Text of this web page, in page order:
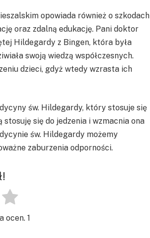
opowiada również o szkodach
oraz zdalną edukację. Pani doktor
Hildegardy z Bingen, która była
swoją wiedzą współczesnych.
dzieci, gdyż wtedy wzrasta ich
św. Hildegardy, który stosuje się
się do jedzenia i wzmacnia ona
św. Hildegardy możemy
zaburzenia odporności.
ocen. 1